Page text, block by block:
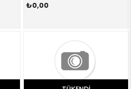
₺0,00